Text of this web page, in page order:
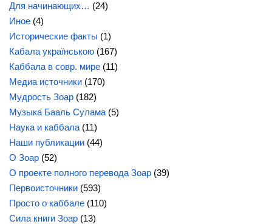
Для начинающих… (24)
Иное (4)
Исторические факты (1)
Кабала українською (167)
Каббала в совр. мире (11)
Медиа источники (170)
Мудрость Зоар (182)
Музыка Бааль Сулама (5)
Наука и каббала (11)
Наши публикации (44)
О Зоар (52)
О проекте полного перевода Зоар (39)
Первоисточники (593)
Просто о каббале (110)
Сила книги Зоар (13)